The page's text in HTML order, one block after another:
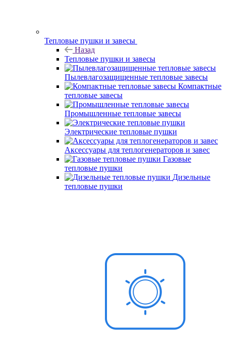
Тепловые пушки и завесы
Назад
Тепловые пушки и завесы
Пылевлагозащищенные тепловые завесы
Компактные
тепловые завесы
Промышленные тепловые завесы
Электрические тепловые пушки
Аксессуары для теплогенераторов и завес
Газовые
тепловые пушки
Дизельные
тепловые пушки